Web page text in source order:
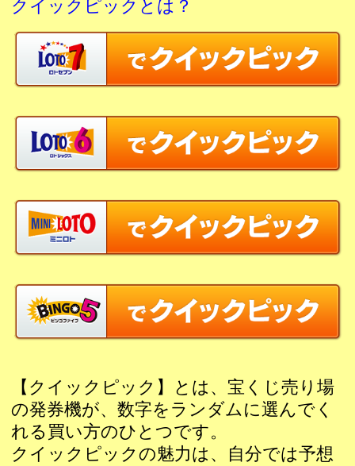
【クイックピック】とは、宝くじ売り
の発券機が、数字をランダムに選んで